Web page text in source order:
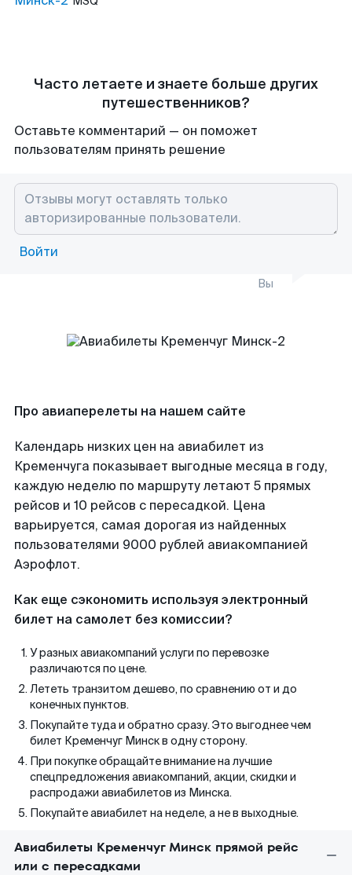
Часто летаете и знаете больше других
путешественников?
Оставьте комментарий — он поможет
пользователям принять решение
Войти
Вы
Про авиаперелеты на нашем сайте
Календарь низких цен на авиабилет из
Кременчуга показывает выгодные месяца в году,
каждую неделю по маршруту летают 5 прямых
рейсов и 10 рейсов с пересадкой. Цена
варьируется, самая дорогая из найденных
пользователями 9000 рублей авиакомпанией
Аэрофлот.
Как еще сэкономить используя электронный
билет на самолет без комиссии?
У разных авиакомпаний услуги по перевозке
различаются по цене.
Лететь транзитом дешево, по сравнению от и до
конечных пунктов.
Покупайте туда и обратно сразу. Это выгоднее чем
билет Кременчуг Минск в одну сторону.
При покупке обращайте внимание на лучшие
спецпредложения авиакомпаний, акции, скидки и
распродажи авиабилетов из Минска.
Покупайте авиабилет на неделе, а не в выходные.
Авиабилеты Кременчуг Минск прямой рейс
или с пересадками